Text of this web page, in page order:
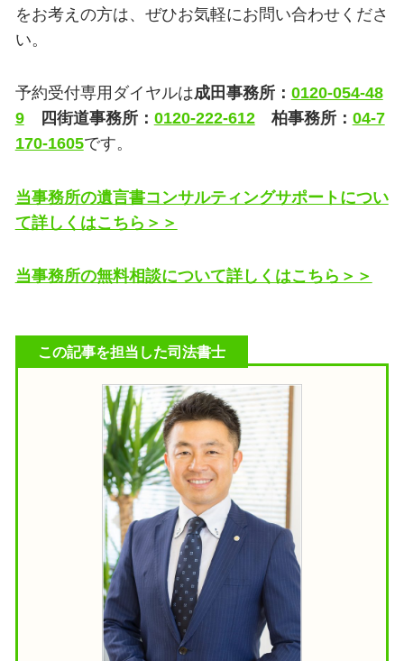
をお考えの方は、ぜひお気軽にお問い合わせくださ
い。
予約受付専用ダイヤルは成田事務所： 0120-054-48
9四街道事務所： 0120-222-612柏事務所： 04-7
170-1605です。
当事務所の遺言書コンサルティングサポートについ
て詳しくはこちら＞＞
当事務所の無料相談について詳しくはこちら＞＞
この記事を担当した司法書士